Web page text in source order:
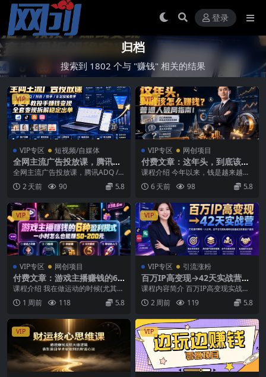
登录
归档
搜索到 1802 个与 "赚钱" 相关的结果
VIP
VIP专区 短视频/自媒体
全网主流广告投放课，腾讯AD
Q / 抖音 / 快手 / B 站实操教
学，手把手教投手赚钱变现，
全套变现拆解稳定出单
全网主流广告投放课，腾讯ADQ /
抖音 / 快手 / B 站实操教学，手把手
教...2 天前 90 5.8
VIP
VIP专区 网创项目
付费文章：这年头，到底该怎
么赚钱？普通人破局指南！
课程介绍 今年以来，钱是越来越不
好赚。 你看着整体出口的数据非常
的亮眼，就像我4...
6 天前 98 5.8
VIP
VIP专区 网创项目
付费文章：游戏主播赚钱的6
种盈利模式，一小时怎么也能
赚50-200元
课程介绍 我在做运动的时候(尤其是
有氧运动)，一般会在电脑上看游戏
直播(抖音或者...
1 周前 118 5.8
VIP
VIP专区 引流涨粉
百万IP高变现→42天实战营｜
打造盈利赚钱一人公司，全平
台引流私域转化批量成交积累
客户案例
课程内容简介 百万IP高变现实战营
为期42天，由16万粉IP桃子亲授单
人百万商业...
2 周前 119 5.8
VIP VIP